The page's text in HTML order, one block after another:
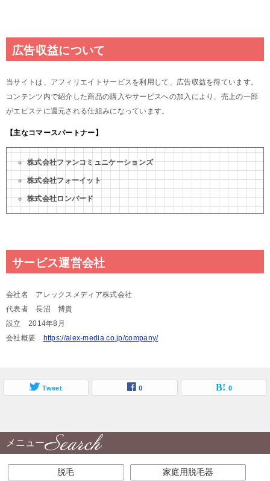
広告収益について
当サイトは、アフィリエイトサービスを利用して、広告収益を得ています。
コンテンツ内で紹介した商品の購入やサービスへの加入により、売上の一部
がエピステに還元される仕組みになっています。
【主なコマースパートナー】
株式会社ファンコミュニケーションズ
株式会社フォーイット
株式会社ロンバード
サービス運営会社
会社名 アレックスメディア株式会社
代表者 長沼 博貴
設立 2014年8月
会社概要
https://alex-media.co.jp/company/
Tweet 0 0
メニュー
脱毛 家庭用脱毛器